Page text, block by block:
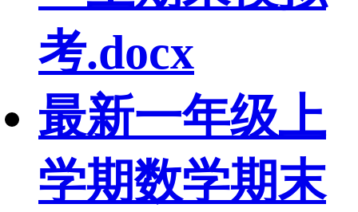
考.docx
最新一年级上
学期数学期末